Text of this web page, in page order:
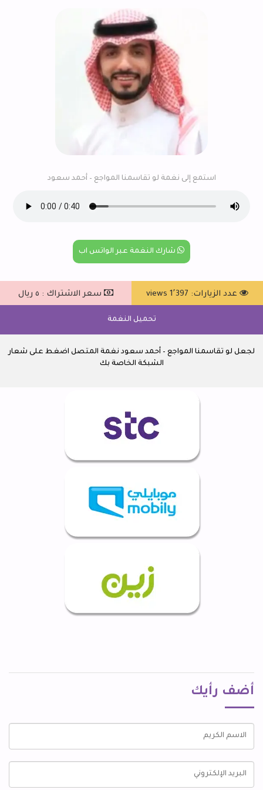
استمع إلى نغمة لو تقاسمنا المواجع – أحمد سعود
شارك النغمة عبر الواتس اب
عدد الزيارات: 1٬397 views سعر الاشتراك : ٥ ريال
تحميل النغمة
لجعل لو تقاسمنا المواجع – أحمد سعود نغمة المتصل اضغط على شعار
الشبكة الخاصة بك
أضف رأيك